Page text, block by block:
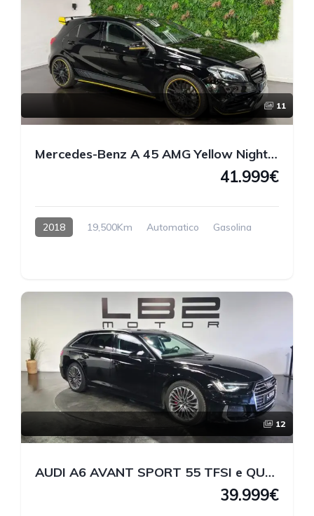
11
Mercedes-Benz A 45 AMG Yellow Night Edition 4MATIC 381 CV
41.999€
2018 19,500Km Automatico Gasolina
12
AUDI A6 AVANT SPORT 55 TFSI e QUATTRO 367 CV
39.999€